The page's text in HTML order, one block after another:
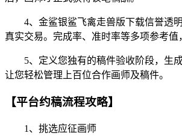
4、金鲨银鲨飞禽走兽版下载信誉透明
真实交易。完成率、准时率等多项参考值
5、定义您独有的稿件验收阶段，生成
让您轻松管理上百位合作画师及稿件。
【平台约稿流程攻略】
1、挑选应征画师